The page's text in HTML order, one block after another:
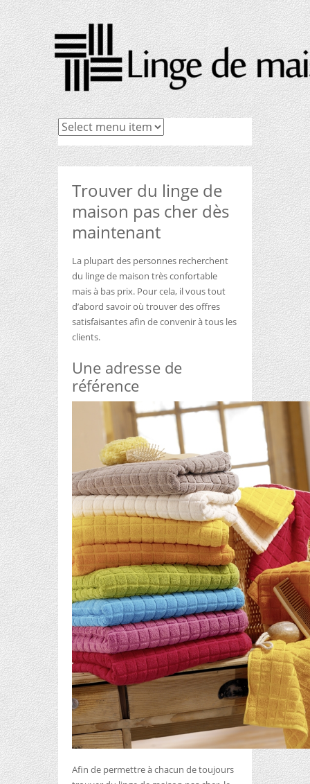
Trouver du linge de
maison pas cher dès
maintenant
La plupart des personnes recherchent
du linge de maison très confortable
mais à bas prix. Pour cela, il vous tout
d’abord savoir où trouver des offres
satisfaisantes afin de convenir à tous les
clients.
Une adresse de
référence
Afin de permettre à chacun de toujours